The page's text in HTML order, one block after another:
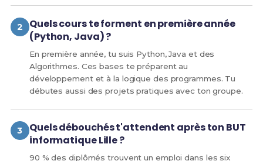
Quels cours te forment en première année
(Python, Java) ?
En première année, tu suis Python, Java et des
Algorithmes. Ces bases te préparent au
développement et à la logique des programmes. Tu
débutes aussi des projets pratiques avec ton groupe.
Quels débouchés t'attendent après ton BUT
informatique Lille ?
90 % des diplômés trouvent un emploi dans les six